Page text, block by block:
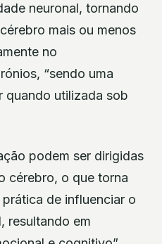
neuronal, tornando
mais ou menos
no
“sendo uma
quando utilizada sob
podem ser dirigidas
cérebro, o que torna
de influenciar o
resultando em